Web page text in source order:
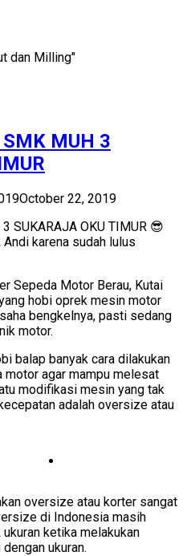
dan Milling"
MUH 3
October 22, 2019
SUKARAJA OKU TIMUR 😎
karena sudah lulus
Sepeda Motor Berau, Kutai
hobi oprek mesin motor
bengkelnya, pasti sedang
motor.
balap banyak cara dilakukan
motor agar mampu melesat
modifikasi mesin yang tak
adalah oversize atau
oversize atau korter sangat
di Indonesia masih
ketika melakukan
ukuran.